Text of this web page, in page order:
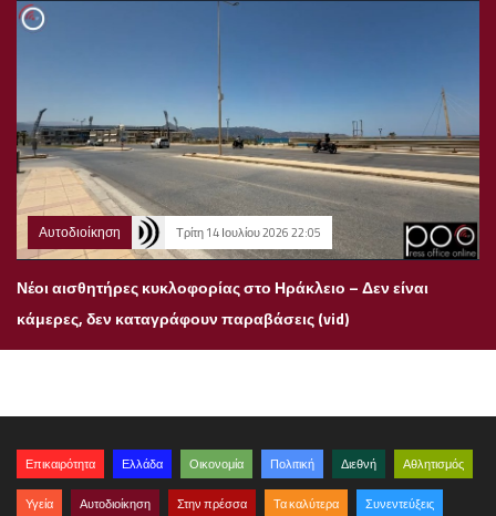
Αυτοδιοίκηση Τρίτη 14 Ιουλίου 2026 22:05
Νέοι αισθητήρες κυκλοφορίας στο Ηράκλειο – Δεν είναι
κάμερες, δεν καταγράφουν παραβάσεις (vid)
Επικαιρότητα Ελλάδα Οικονομία Πολιτική Διεθνή Αθλητισμός
Υγεία Αυτοδιοίκηση Στην πρέσσα Τα καλύτερα Συνεντεύξεις